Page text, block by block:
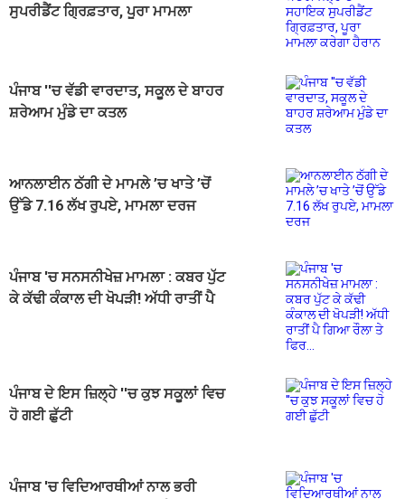
ਸੁਪਰੀਡੈਂਟ ਗ੍ਰਿਫ਼ਤਾਰ, ਪੂਰਾ ਮਾਮਲਾ
ਪੰਜਾਬ ''ਚ ਵੱਡੀ ਵਾਰਦਾਤ, ਸਕੂਲ ਦੇ ਬਾਹਰ
ਸ਼ਰੇਆਮ ਮੁੰਡੇ ਦਾ ਕਤਲ
ਆਨਲਾਈਨ ਠੱਗੀ ਦੇ ਮਾਮਲੇ ’ਚ ਖਾਤੇ ’ਚੋਂ
ਉੱਡੇ 7.16 ਲੱਖ ਰੁਪਏ, ਮਾਮਲਾ ਦਰਜ
ਪੰਜਾਬ 'ਚ ਸਨਸਨੀਖੇਜ਼ ਮਾਮਲਾ : ਕਬਰ ਪੁੱਟ
ਕੇ ਕੱਢੀ ਕੰਕਾਲ ਦੀ ਖੋਪੜੀ! ਅੱਧੀ ਰਾਤੀਂ ਪੈ
ਪੰਜਾਬ ਦੇ ਇਸ ਜ਼ਿਲ੍ਹੇ ''ਚ ਕੁਝ ਸਕੂਲਾਂ ਵਿਚ
ਹੋ ਗਈ ਛੁੱਟੀ
ਪੰਜਾਬ 'ਚ ਵਿਦਿਆਰਥੀਆਂ ਨਾਲ ਭਰੀ